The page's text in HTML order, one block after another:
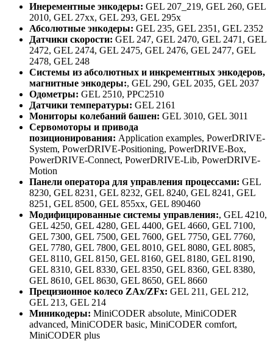
Инерементные энкодеры: GEL 207_219, GEL 260, GEL
2010, GEL 27xx, GEL 293, GEL 295x
Абсолютные энкодеры: GEL 235, GEL 2351, GEL 2352
Датчики скорости: GEL 247, GEL 2470, GEL 2471, GEL
2472, GEL 2474, GEL 2475, GEL 2476, GEL 2477, GEL
2478, GEL 248
Системы из абсолютных и инкрементных энкодеров,
магнитные энкодеры:, GEL 290, GEL 2035, GEL 2037
Одометры: GEL 2510, PPC2510
Датчики температуры: GEL 2161
Мониторы колебаний башен: GEL 3010, GEL 3011
Сервомоторы и привода
позиционирования: Application examples, PowerDRIVE-
System, PowerDRIVE-Positioning, PowerDRIVE-Box,
PowerDRIVE-Connect, PowerDRIVE-Lib, PowerDRIVE-
Motion
Панели оператора для управления процессами: GEL
8230, GEL 8231, GEL 8232, GEL 8240, GEL 8241, GEL
8251, GEL 8500, GEL 855xx, GEL 890460
Модифицированные системы управления:, GEL 4210,
GEL 4250, GEL 4280, GEL 4400, GEL 4660, GEL 7100,
GEL 7300, GEL 7500, GEL 7600, GEL 7750, GEL 7760,
GEL 7780, GEL 7800, GEL 8010, GEL 8080, GEL 8085,
GEL 8110, GEL 8150, GEL 8160, GEL 8180, GEL 8190,
GEL 8310, GEL 8330, GEL 8350, GEL 8360, GEL 8380,
GEL 8610, GEL 8630, GEL 8650, GEL 8660
Прецизионное колесо ZAx/ZFx: GEL 211, GEL 212,
GEL 213, GEL 214
Миникодеры: MiniCODER absolute, MiniCODER
advanced, MiniCODER basic, MiniCODER comfort,
MiniCODER plus